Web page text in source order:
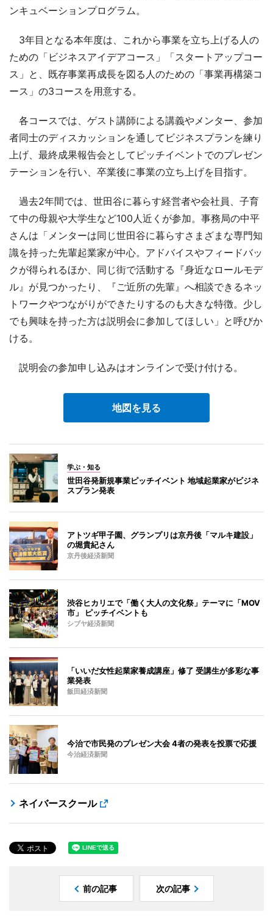
ンキュベーションプログラム。
3年目となる本年度は、これから事業を立ち上げる人の
ための「ビジネスアイデアコース」「スタートアップコー
ス」と、既存事業再成長を図る人のための「事業再構築コ
ース」の3コースを用意する。
各コースでは、ゲスト講師による講義やメンター、参加
者同士のディスカッションを通してビジネスプランを練り
上げ、最終成果報告会としてピッチイベントでのプレゼン
テーションを行い、卒業後に事業の立ち上げを目指す。
過去2年間では、世田谷に暮らす経営者や会社員、子育
て中の母親や大学生など100人近くが参加。事務局の中平
さんは「メンターは同じ世田谷に暮らすさまざまな専門知
識を持った先輩起業家が中心。アドバイスやフィードバッ
クが得られるほか、同じ街で活動する『身近なロールモデ
ル』が見つかったり、『ご近所の先輩』へ相談できるネッ
トワークやつながりができたりするのも大きな特徴。少し
でも興味を持った方は説明会に参加してほしい」と呼びか
ける。
説明会の参加申し込みはオンラインで受け付ける。
地図を見る
学ぶ・知る
世田谷発新規事業ピッチイベント 地域起業家がビジネ
スプラン発表
アトツギ甲子園、グランプリは京丹後「マルキ建設」
の堀貴紀さん
京丹後経済新聞
渋谷ヒカリエで「働く大人の文化祭」テーマに「MOV
市」 ピッチイベントも
シブヤ経済新聞
「いいだ女性起業家養成講座」修了 受講生が多彩な事
業発表
飯田経済新聞
今治で市民発のプレゼン大会 4者の発表を投票で応援
今治経済新聞
ネイバースクール
前の記事 次の記事